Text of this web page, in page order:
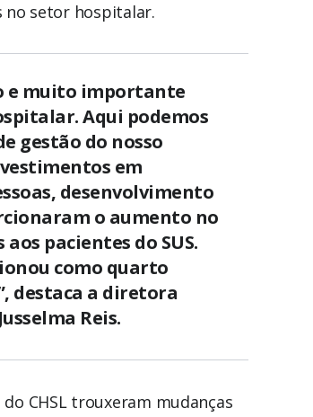
no setor hospitalar.
e muito importante
Aqui podemos
gestão do nosso
em
desenvolvimento
o aumento no
pacientes do SUS.
como quarto
destaca a diretora
Reis.
CHSL trouxeram mudanças